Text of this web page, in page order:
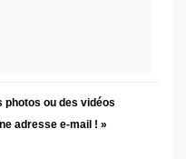
photos ou des vidéos
adresse e-mail ! »